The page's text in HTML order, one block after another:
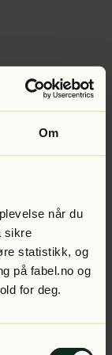
Om
når du
sikre
statistikk, og
på fabel.no og
for deg.